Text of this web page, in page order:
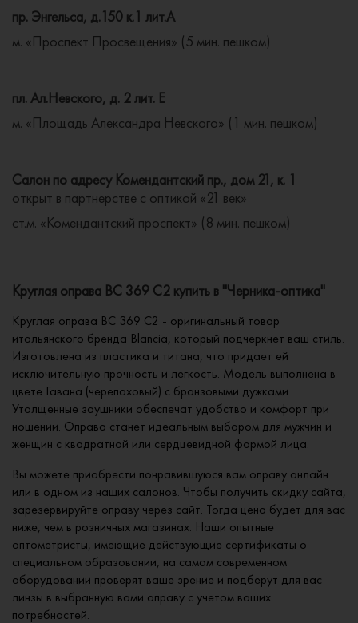
пр. Энгельса, д.150 к.1 лит.А
м. «Проспект Просвещения» (5 мин. пешком)
пл. Ал.Невского, д. 2 лит. Е
м. «Площадь Александра Невского» (1 мин. пешком)
Салон по адресу Комендантский пр., дом 21, к. 1
открыт в партнерстве с оптикой «21 век»
ст.м. «Комендантский проспект» (8 мин. пешком)
Круглая оправа BC 369 C2 купить в "Черника-оптика"
Круглая оправа BC 369 C2 - оригинальный товар
итальянского бренда Blancia, который подчеркнет ваш стиль.
Изготовлена из пластика и титана, что придает ей
исключительную прочность и легкость. Модель выполнена в
цвете Гавана (черепаховый) с бронзовыми дужками.
Утолщенные заушники обеспечат удобство и комфорт при
ношении. Оправа станет идеальным выбором для мужчин и
женщин с квадратной или сердцевидной формой лица.
Вы можете приобрести понравившуюся вам оправу онлайн
или в одном из наших салонов. Чтобы получить скидку сайта,
зарезервируйте оправу через сайт. Тогда цена будет для вас
ниже, чем в розничных магазинах. Наши опытные
оптометристы, имеющие действующие сертификаты о
специальном образовании, на самом современном
оборудовании проверят ваше зрение и подберут для вас
линзы в выбранную вами оправу с учетом ваших
потребностей.